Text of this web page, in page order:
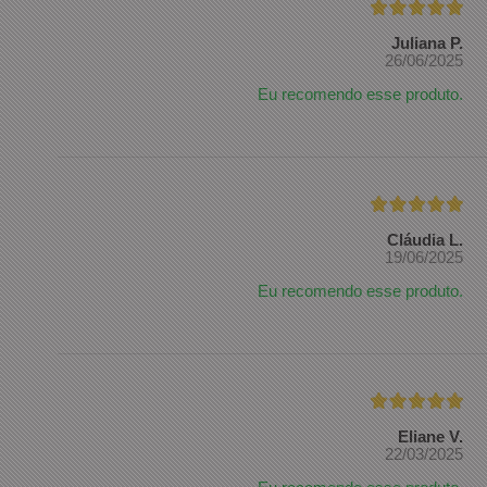
Juliana P.
26/06/2025
Eu recomendo esse produto.
Cláudia L.
19/06/2025
Eu recomendo esse produto.
Eliane V.
22/03/2025